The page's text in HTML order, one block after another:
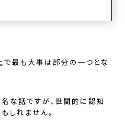
で最も大事は部分の一つとな
な話ですが、世間的に認知
しれません。